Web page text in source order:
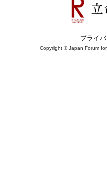
プライ
Copyright © Japan Forum